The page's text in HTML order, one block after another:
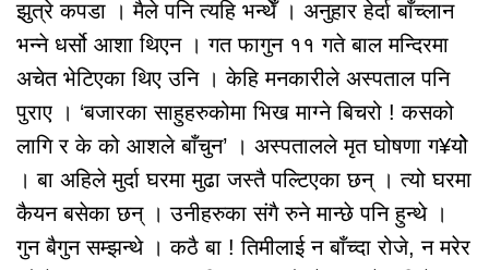
झुत्रे कपडा । मैले पनि त्यहि भन्थेँ । अनुहार हेर्दा बाँच्लान
भन्ने धर्सो आशा थिएन । गत फागुन ११ गते बाल मन्दिरमा
अचेत भेटिएका थिए उनि । केहि मनकारीले अस्पताल पनि
पुराए । ‘बजारका साहुहरुकोमा भिख माग्ने बिचरो ! कसको
लागि र के को आशले बाँचुन’ । अस्पतालले मृत घोषणा ग¥योे
। बा अहिले मुर्दा घरमा मुढा जस्तै पल्टिएका छन् । त्यो घरमा
कैयन बसेका छन् । उनीहरुका संगै रुने मान्छे पनि हुन्थे ।
गुन बैगुन सम्झन्थे । कठै बा ! तिमीलाई न बाँच्दा रोजे, न मरेर